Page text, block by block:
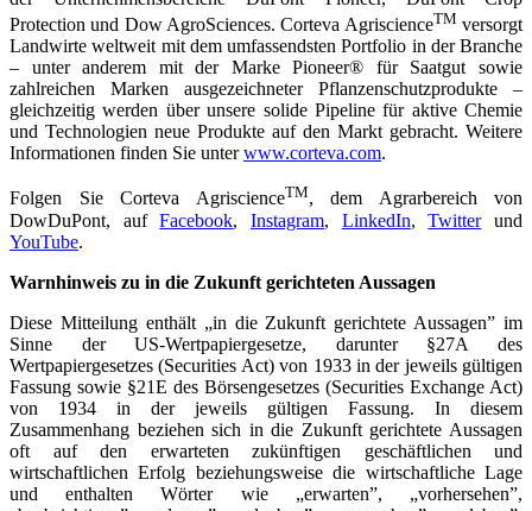
Protection und Dow AgroSciences. Corteva AgriscienceTM versorgt
Landwirte weltweit mit dem umfassendsten Portfolio in der Branche
‒ unter anderem mit der Marke Pioneer® für Saatgut sowie
zahlreichen Marken ausgezeichneter Pflanzenschutzprodukte ‒
gleichzeitig werden über unsere solide Pipeline für aktive Chemie
und Technologien neue Produkte auf den Markt gebracht. Weitere
Informationen finden Sie unterwww.corteva.com.
Folgen Sie Corteva AgriscienceTM, dem Agrarbereich von
DowDuPont, aufFacebook,Instagram, LinkedIn,Twitterund
YouTube.
Warnhinweis zu in die Zukunft gerichteten Aussagen
Diese Mitteilung enthält „in die Zukunft gerichtete Aussagen” im
Sinne der US-Wertpapiergesetze, darunter §27A des
Wertpapiergesetzes (Securities Act) von 1933 in der jeweils gültigen
Fassung sowie §21E des Börsengesetzes (Securities Exchange Act)
von 1934 in der jeweils gültigen Fassung. In diesem
Zusammenhang beziehen sich in die Zukunft gerichtete Aussagen
oft auf den erwarteten zukünftigen geschäftlichen und
wirtschaftlichen Erfolg beziehungsweise die wirtschaftliche Lage
und enthalten Wörter wie „erwarten”, „vorhersehen”,